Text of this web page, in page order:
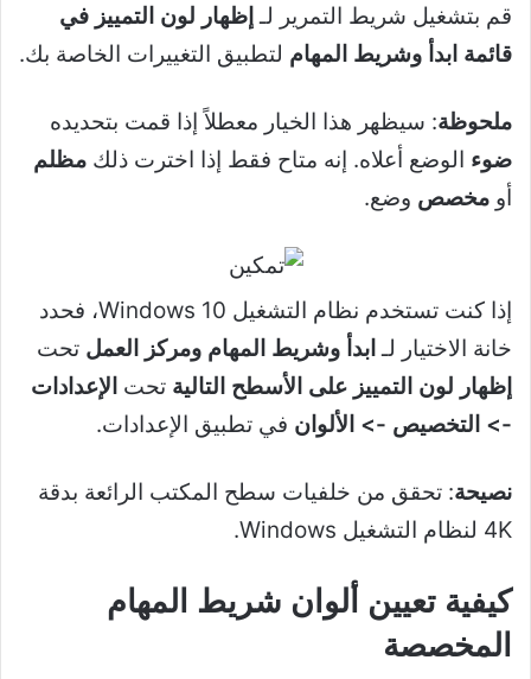
قم بتشغيل شريط التمرير لـإظهار لون التمييز في
قائمة ابدأ وشريط المهام لتطبيق التغييرات الخاصة بك.
ملحوظة: سيظهر هذا الخيار معطلاً إذا قمت بتحديده
ضوء الوضع أعلاه. إنه متاح فقط إذا اخترت ذلك مظلم
أو مخصص وضع.
إذا كنت تستخدم نظام التشغيل Windows 10، فحدد
خانة الاختيار لـابدأ وشريط المهام ومركز العمل تحت
إظهار لون التمييز على الأسطح التالية تحت الإعدادات
-> التخصيص -> الألوان في تطبيق الإعدادات.
نصيحة: تحقق من خلفيات سطح المكتب الرائعة بدقة
4K لنظام التشغيل Windows.
كيفية تعيين ألوان شريط المهام
المخصصة